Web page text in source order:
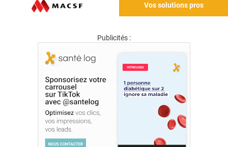
Vos solutions pros
Publicités :